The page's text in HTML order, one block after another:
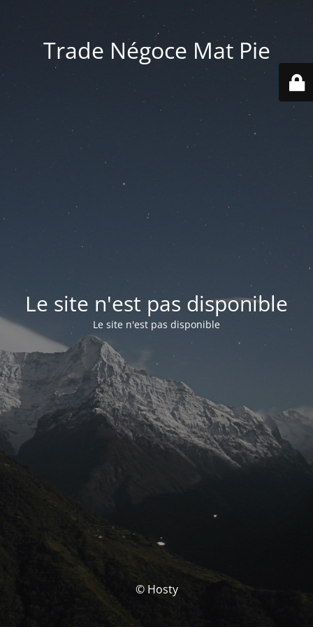
Trade Négoce Mat Pie
Le site n'est pas disponible
Le site n'est pas disponible
© Hosty